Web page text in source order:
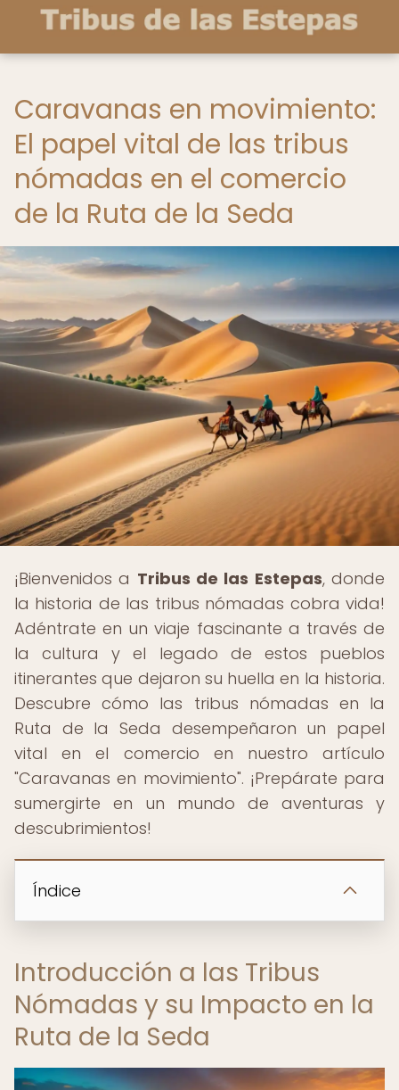
Caravanas en movimiento:
El papel vital de las tribus
nómadas en el comercio
de la Ruta de la Seda
¡Bienvenidos a Tribus de las Estepas, donde
la historia de las tribus nómadas cobra vida!
Adéntrate en un viaje fascinante a través de
la cultura y el legado de estos pueblos
itinerantes que dejaron su huella en la historia.
Descubre cómo las tribus nómadas en la
Ruta de la Seda desempeñaron un papel
vital en el comercio en nuestro artículo
"Caravanas en movimiento". ¡Prepárate para
sumergirte en un mundo de aventuras y
descubrimientos!
Índice
Introducción a las Tribus
Nómadas y su Impacto en la
Ruta de la Seda